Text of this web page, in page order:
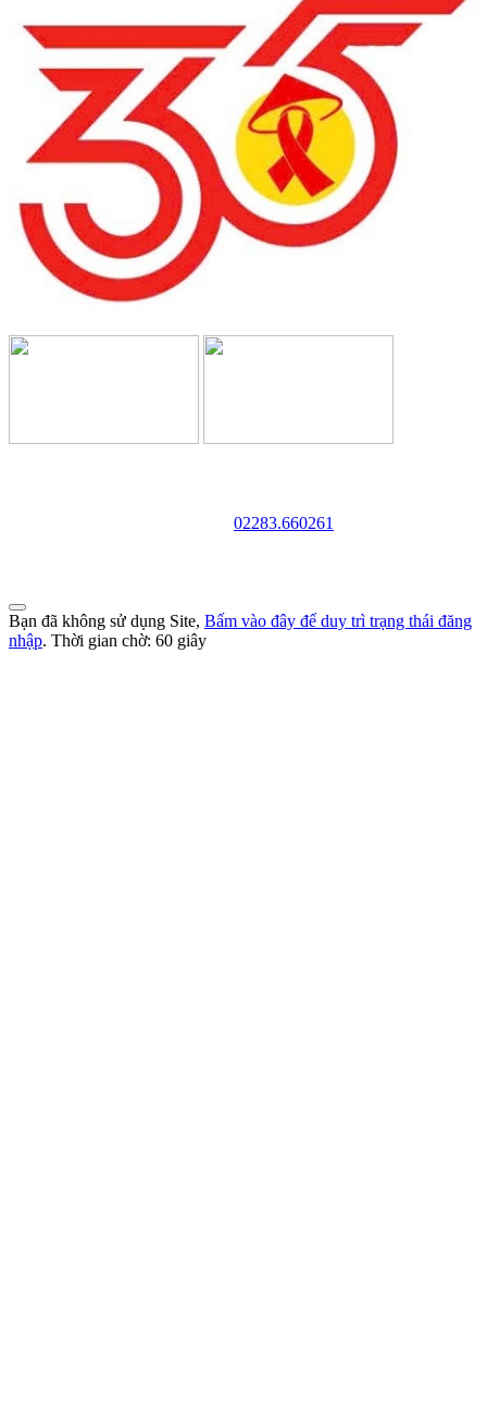
02283.660261
Bạn đã không sử dụng Site, Bấm vào đây để duy trì trạng thái đăng
nhập. Thời gian chờ: 60 giây